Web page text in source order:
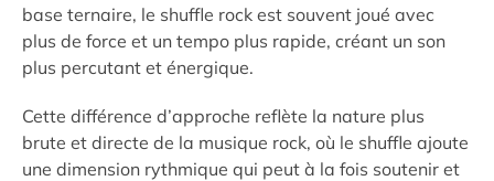
base ternaire, le shuffle rock est souvent joué avec
plus de force et un tempo plus rapide, créant un son
plus percutant et énergique.
Cette différence d’approche reflète la nature plus
brute et directe de la musique rock, où le shuffle ajoute
une dimension rythmique qui peut à la fois soutenir et